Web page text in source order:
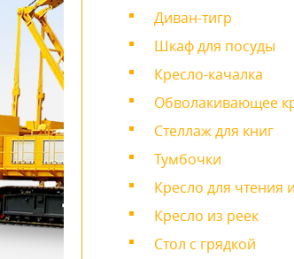
Диван-тигр
Шкаф для посуды
Кресло-качалка
Обволакивающее
Стеллаж для книг
Тумбочки
Кресло для чтения
Кресло из реек
Стол с грядкой